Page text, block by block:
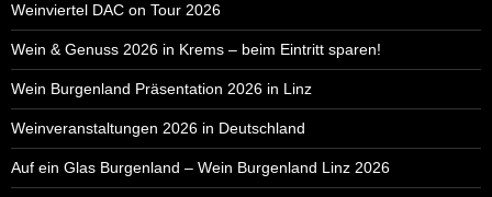
Weinviertel DAC on Tour 2026
Wein & Genuss 2026 in Krems – beim Eintritt sparen!
Wein Burgenland Präsentation 2026 in Linz
Weinveranstaltungen 2026 in Deutschland
Auf ein Glas Burgenland – Wein Burgenland Linz 2026